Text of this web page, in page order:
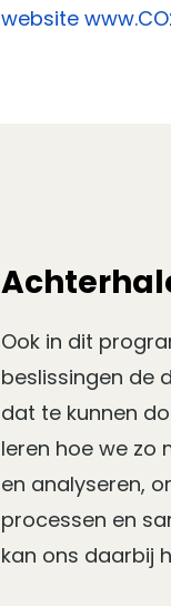
website
Ook in dit
beslissingen de
dat te kunnen
leren hoe we zo
en analyseren,
processen en
kan ons daarbij